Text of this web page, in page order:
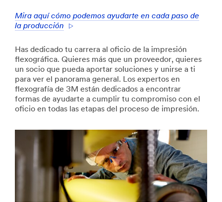
Mira aquí cómo podemos ayudarte en cada paso de
la producción
Has dedicado tu carrera al oficio de la impresión
flexográfica. Quieres más que un proveedor, quieres
un socio que pueda aportar soluciones y unirse a ti
para ver el panorama general. Los expertos en
flexografía de 3M están dedicados a encontrar
formas de ayudarte a cumplir tu compromiso con el
oficio en todas las etapas del proceso de impresión.